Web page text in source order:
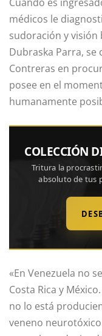
médicos le
sudoración y visión
Dubraska Parra, se
Contreras en
posee en el
humanamente
COLECCIÓN
Tritura la
absoluto de tus
«En Venezuela no
Costa Rica y
no lo está
veneno